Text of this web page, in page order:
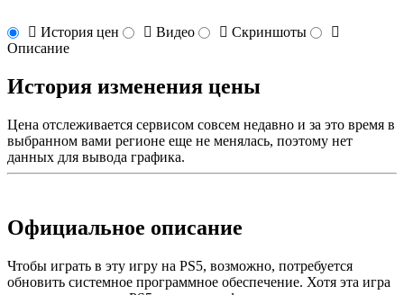
История цен Видео
Скриншоты
Описание
История изменения цены
Цена отслеживается сервисом совсем недавно и за это время в
выбранном вами регионе еще не менялась, поэтому нет
данных для вывода графика.
Официальное описание
Чтобы играть в эту игру на PS5, возможно, потребуется
обновить системное программное обеспечение. Хотя эта игра